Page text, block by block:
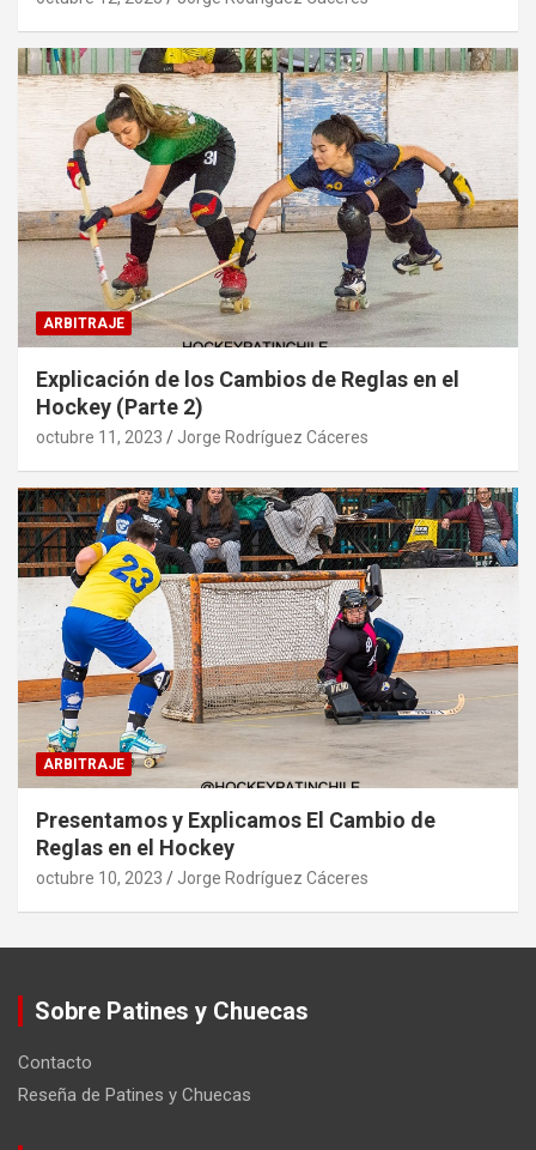
ARBITRAJE
Explicación de los Cambios de Reglas en el
Hockey (Parte 2)
octubre 11, 2023 Jorge Rodríguez Cáceres
ARBITRAJE
Presentamos y Explicamos El Cambio de
Reglas en el Hockey
octubre 10, 2023 Jorge Rodríguez Cáceres
Sobre Patines y Chuecas
Contacto
Reseña de Patines y Chuecas